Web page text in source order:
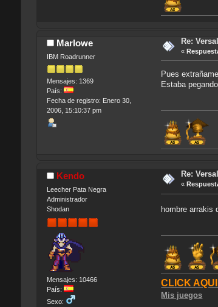
Marlowe
IBM Roadrunner
Mensajes: 1369
País:
Fecha de registro: Enero 30,
2006, 15:10:37 pm
Re:
«
Pues
Estaba
Kendo
Leecher Pata Negra
Administrador
Shodan
Mensajes: 10466
País:
Sexo:
Re:
«
hombre arrakis
CLICK
Mis juegos